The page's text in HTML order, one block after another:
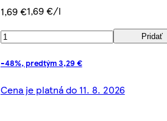
1,69 €1,69 €/l
Pridať
-48%, predtým 3,29 €
Cena je platná do 11. 8. 2026